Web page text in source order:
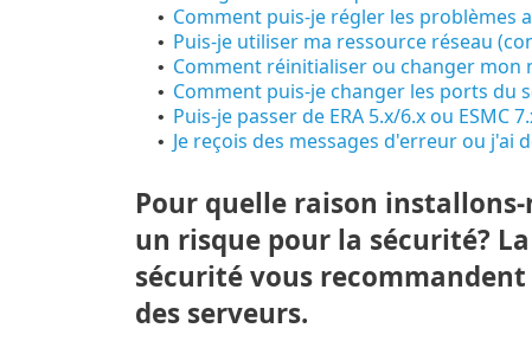
• Comment puis-je régler les problèmes
• Puis-je utiliser ma ressource réseau
• Comment réinitialiser ou changer mon
• Comment puis-je changer les ports du
• Puis-je passer de ERA 5.x/6.x ou ESMC
• Je reçois des messages d'erreur ou j'ai
Pour quelle raison installons-
un risque pour la sécurité?
sécurité vous
des serveurs.